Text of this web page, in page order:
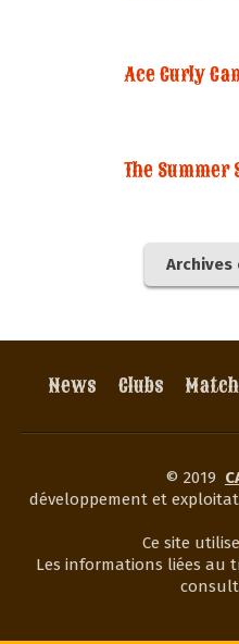
Ace Curly
The Summer
Archives
News Clubs
© 2019
développement et
Ce site
Les informations liées au